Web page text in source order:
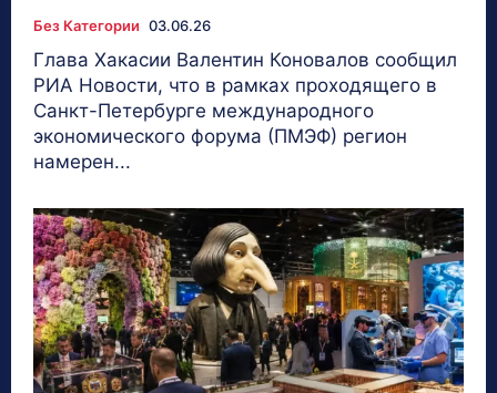
Без Категории 03.06.26
Глава Хакасии Валентин Коновалов сообщил
РИА Новости, что в рамках проходящего в
Санкт-Петербурге международного
экономического форума (ПМЭФ) регион
намерен...